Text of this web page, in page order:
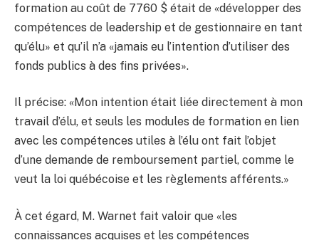
formation au coût de 7760 $ était de «développer des
compétences de leadership et de gestionnaire en tant
qu’élu» et qu’il n’a «jamais eu l’intention d’utiliser des
fonds publics à des fins privées».
Il précise: «Mon intention était liée directement à mon
travail d’élu, et seuls les modules de formation en lien
avec les compétences utiles à l’élu ont fait l’objet
d’une demande de remboursement partiel, comme le
veut la loi québécoise et les règlements afférents.»
À cet égard, M. Warnet fait valoir que «les
connaissances acquises et les compétences